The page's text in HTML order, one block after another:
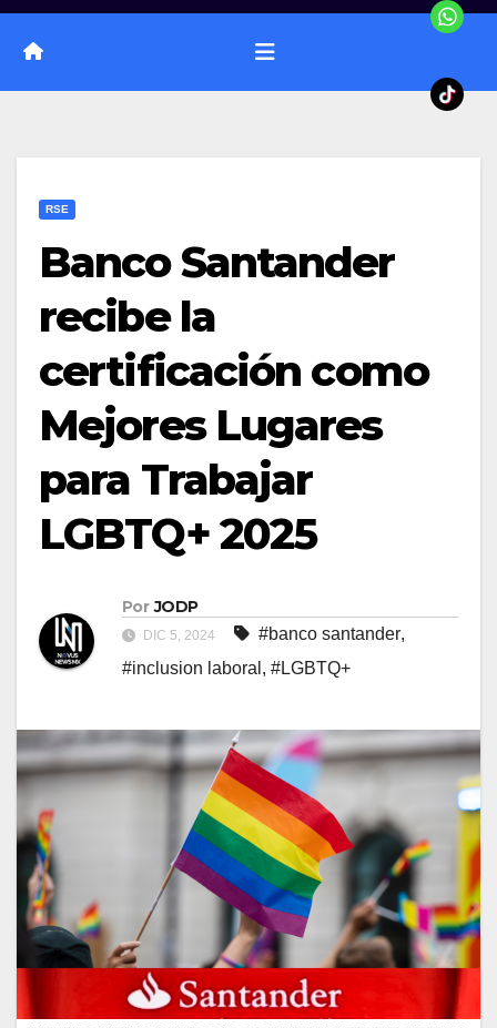
RSE
Banco Santander
recibe la
certificación como
Mejores Lugares
para Trabajar
LGBTQ+ 2025
Por JODP
DIC 5, 2024 #banco santander,
#inclusion laboral , #LGBTQ+